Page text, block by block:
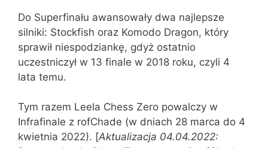
Do Superfinału awansowały dwa najlepsze
silniki: Stockfish oraz Komodo Dragon, który
sprawił niespodziankę, gdyż ostatnio
uczestniczył w 13 finale w 2018 roku, czyli 4
lata temu.
Tym razem Leela Chess Zero powalczy w
Infrafinale z rofChade (w dniach 28 marca do 4
kwietnia 2022). [Aktualizacja 04.04.2022: